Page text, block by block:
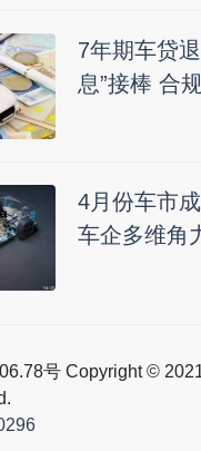
7年期车贷
息”接棒 合
4月份车市
车企多维角
号 Copyright ©